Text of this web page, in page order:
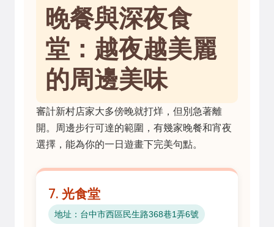
晚餐與深夜食
堂：越夜越美麗
的周邊美味
審計新村店家大多傍晚就打烊，但別急著離
開。周邊步行可達的範圍，有幾家晚餐和宵夜
選擇，能為你的一日遊畫下完美句點。
7. 光食堂
地址：台中市西區民生路368巷1弄6號